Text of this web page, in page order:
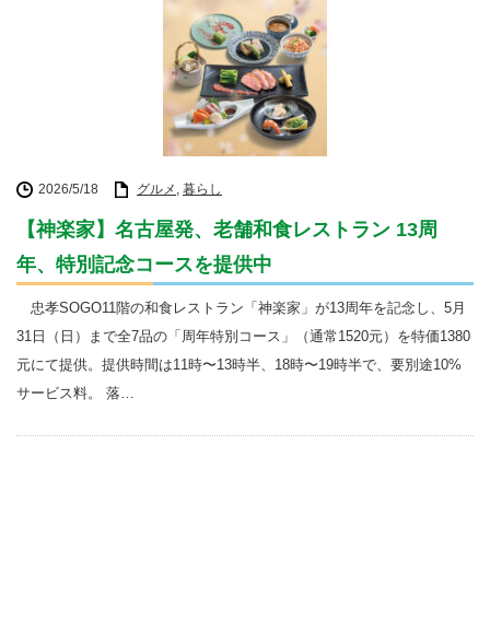
2026/5/18 グルメ , 暮らし
【神楽家】名古屋発、老舗和食レストラン 13周
年、特別記念コースを提供中
忠孝SOGO11階の和食レストラン「神楽家」が13周年を記念し、5月
31日（日）まで全7品の「周年特別コース」（通常1520元）を特価1380
元にて提供。提供時間は11時〜13時半、18時〜19時半で、要別途10%
サービス料。 落…